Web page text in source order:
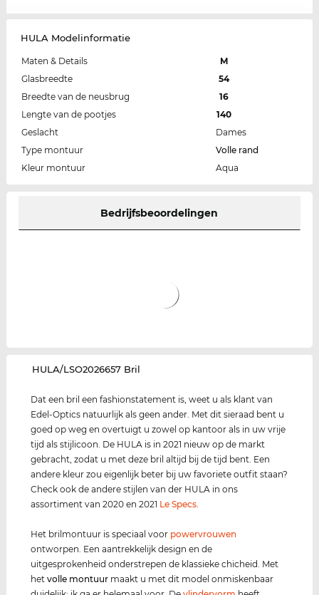
HULA Modelinformatie
Maten & Details
M
Glasbreedte
54
Breedte van de neusbrug
16
Lengte van de pootjes
140
Geslacht
Dames
Type montuur
Volle rand
Kleur montuur
Aqua
Bedrijfsbeoordelingen
‌HULA/LSO2026657 Bril
Dat een bril een fashionstatement is, weet u als klant van
Edel-Optics natuurlijk als geen ander. Met dit sieraad bent u
goed op weg en overtuigt u zowel op kantoor als in uw vrije
tijd als stijlicoon. De HULA is in 2021 nieuw op de markt
gebracht, zodat u met deze bril altijd bij de tijd bent. Een
andere kleur zou eigenlijk beter bij uw favoriete outfit staan?
Check ook de andere stijlen van der HULA in ons
assortiment van 2020 en 2021 Le Specs.
Het brilmontuur is speciaal voor powervrouwen
ontworpen. Een aantrekkelijk design en de
uitgesprokenheid onderstrepen de klassieke chicheid. Met
hetvolle montuur maakt u met dit model onmiskenbaar